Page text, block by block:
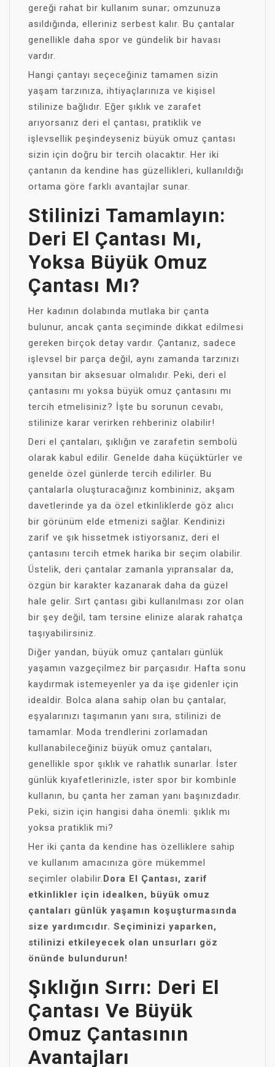
gereği rahat bir kullanım sunar; omzunuza
asıldığında, elleriniz serbest kalır. Bu çantalar
genellikle daha spor ve gündelik bir havası
vardır.
Hangi çantayı seçeceğiniz tamamen sizin
yaşam tarzınıza, ihtiyaçlarınıza ve kişisel
stilinize bağlıdır. Eğer şıklık ve zarafet
arıyorsanız deri el çantası, pratiklik ve
işlevsellik peşindeyseniz büyük omuz çantası
sizin için doğru bir tercih olacaktır. Her iki
çantanın da kendine has güzellikleri, kullanıldığı
ortama göre farklı avantajlar sunar.
Stilinizi Tamamlayın:
Deri El Çantası Mı,
Yoksa Büyük Omuz
Çantası Mı?
Her kadının dolabında mutlaka bir çanta
bulunur, ancak çanta seçiminde dikkat edilmesi
gereken birçok detay vardır. Çantanız, sadece
işlevsel bir parça değil, aynı zamanda tarzınızı
yansıtan bir aksesuar olmalıdır. Peki, deri el
çantasını mı yoksa büyük omuz çantasını mı
tercih etmelisiniz? İşte bu sorunun cevabı,
stilinize karar verirken rehberiniz olabilir!
Deri el çantaları, şıklığın ve zarafetin sembolü
olarak kabul edilir. Genelde daha küçüktürler ve
genelde özel günlerde tercih edilirler. Bu
çantalarla oluşturacağınız kombininiz, akşam
davetlerinde ya da özel etkinliklerde göz alıcı
bir görünüm elde etmenizi sağlar. Kendinizi
zarif ve şık hissetmek istiyorsanız, deri el
çantasını tercih etmek harika bir seçim olabilir.
Üstelik, deri çantalar zamanla yıpransalar da,
özgün bir karakter kazanarak daha da güzel
hale gelir. Sırt çantası gibi kullanılması zor olan
bir şey değil, tam tersine elinize alarak rahatça
taşıyabilirsiniz.
Diğer yandan, büyük omuz çantaları günlük
yaşamın vazgeçilmez bir parçasıdır. Hafta sonu
kaydırmak istemeyenler ya da işe gidenler için
idealdir. Bolca alana sahip olan bu çantalar,
eşyalarınızı taşımanın yanı sıra, stilinizi de
tamamlar. Moda trendlerini zorlamadan
kullanabileceğiniz büyük omuz çantaları,
genellikle spor şıklık ve rahatlık sunarlar. İster
günlük kıyafetlerinizle, ister spor bir kombinle
kullanın, bu çanta her zaman yanı başınızdadır.
Peki, sizin için hangisi daha önemli: şıklık mı
yoksa pratiklik mi?
Her iki çanta da kendine has özelliklere sahip
ve kullanım amacınıza göre mükemmel
seçimler olabilir.Dora El Çantası, zarif
etkinlikler için idealken, büyük omuz
çantaları günlük yaşamın koşuşturmasında
size yardımcıdır. Seçiminizi yaparken,
stilinizi etkileyecek olan unsurları göz
önünde bulundurun!
Şıklığın Sırrı: Deri El
Çantası Ve Büyük
Omuz Çantasının
Avantajları